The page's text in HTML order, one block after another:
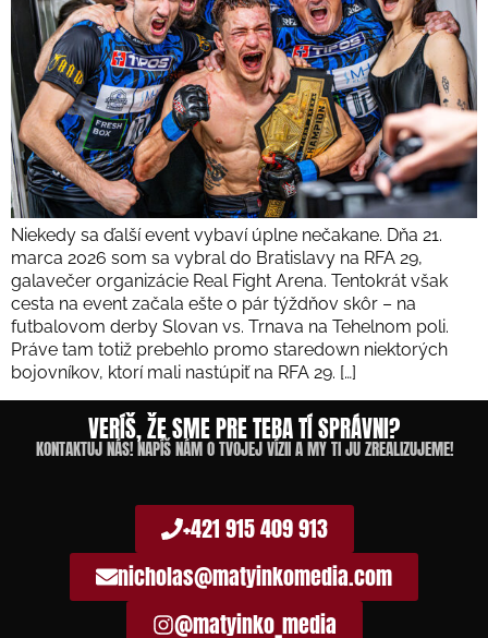
Niekedy sa ďalší event vybaví úplne nečakane. Dňa 21.
marca 2026 som sa vybral do Bratislavy na RFA 29,
galavečer organizácie Real Fight Arena. Tentokrát však
cesta na event začala ešte o pár týždňov skôr – na
futbalovom derby Slovan vs. Trnava na Tehelnom poli.
Práve tam totiž prebehlo promo staredown niektorých
bojovníkov, ktorí mali nastúpiť na RFA 29. […]
VERÍŠ, ŽE SME PRE TEBA TÍ SPRÁVNI?
KONTAKTUJ NÁS! NAPÍŠ NÁM O TVOJEJ VÍZII A MY TI JU ZREALIZUJEME!
+421 915 409 913
nicholas@matyinkomedia.com
@matyinko_media